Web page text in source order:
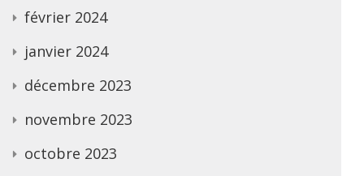
février 2024
janvier 2024
décembre 2023
novembre 2023
octobre 2023